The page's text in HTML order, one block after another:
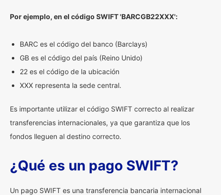
Por ejemplo, en el código SWIFT 'BARCGB22XXX':
BARC es el código del banco (Barclays)
GB es el código del país (Reino Unido)
22 es el código de la ubicación
XXX representa la sede central.
Es importante utilizar el código SWIFT correcto al realizar
transferencias internacionales, ya que garantiza que los
fondos lleguen al destino correcto.
¿Qué es un pago SWIFT?
Un pago SWIFT es una transferencia bancaria internacional